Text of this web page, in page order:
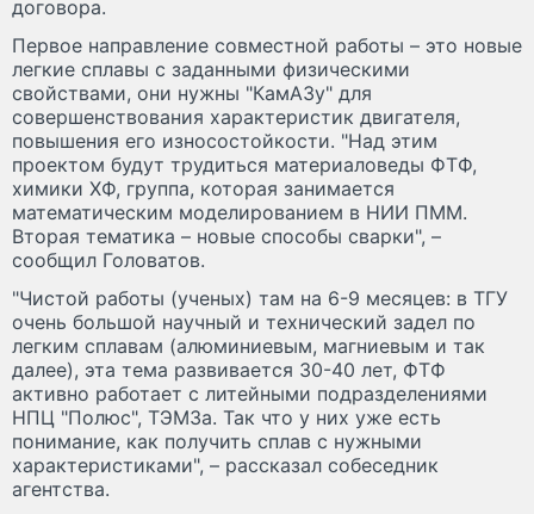
договора.
Первое направление совместной работы – это новые
легкие сплавы с заданными физическими
свойствами, они нужны "КамАЗу" для
совершенствования характеристик двигателя,
повышения его износостойкости. "Над этим
проектом будут трудиться материаловеды ФТФ,
химики ХФ, группа, которая занимается
математическим моделированием в НИИ ПММ.
Вторая тематика – новые способы сварки", –
сообщил Головатов.
"Чистой работы (ученых) там на 6-9 месяцев: в ТГУ
очень большой научный и технический задел по
легким сплавам (алюминиевым, магниевым и так
далее), эта тема развивается 30-40 лет, ФТФ
активно работает с литейными подразделениями
НПЦ "Полюс", ТЭМЗа. Так что у них уже есть
понимание, как получить сплав с нужными
характеристиками", – рассказал собеседник
агентства.